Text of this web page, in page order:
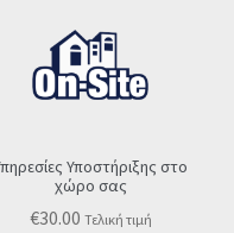
Υποστήριξης στο
χώρο σας
€30.00 Τελική τιμή